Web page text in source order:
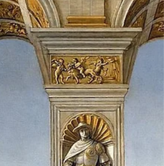
22 sept. 2024 8 min de lecture
Le totalitarisme ordinaire et la
langue performative
Confondre le mot avec l’action, c’est le signe
d’une régression dans l’enfance, plus
précisément dans la pensée magique...